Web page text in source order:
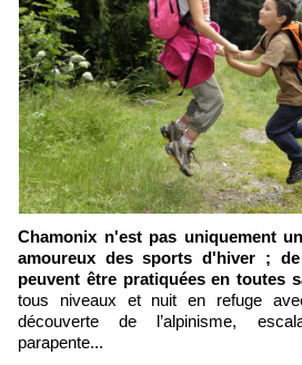
Chamonix n'est pas uniquement une destination pour les
amoureux des sports d'hiver ; de
peuvent être pratiquées en toutes
tous niveaux et nuit en refuge
découverte de l’alpinisme,
parapente...